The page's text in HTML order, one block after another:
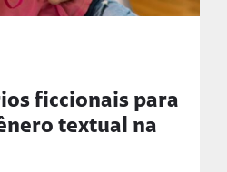
ficcionais para
textual na